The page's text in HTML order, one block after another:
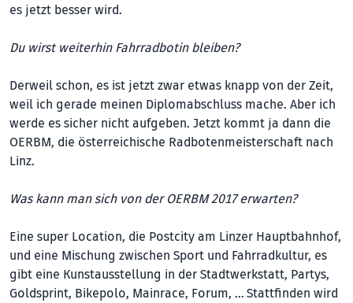
es jetzt besser wird.
Du wirst weiterhin Fahrradbotin bleiben?
Derweil schon, es ist jetzt zwar etwas knapp von der Zeit,
weil ich gerade meinen Diplomabschluss mache. Aber ich
werde es sicher nicht aufgeben. Jetzt kommt ja dann die
OERBM, die österreichische Radbotenmeisterschaft nach
Linz.
Was kann man sich von der OERBM 2017 erwarten?
Eine super Location, die Postcity am Linzer Hauptbahnhof,
und eine Mischung zwischen Sport und Fahrradkultur, es
gibt eine Kunstausstellung in der Stadtwerkstatt, Partys,
Goldsprint, Bikepolo, Mainrace, Forum, … Stattfinden wird